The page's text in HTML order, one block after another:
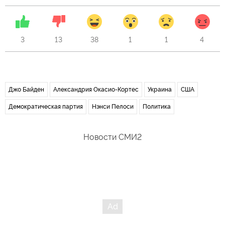
3 13 38 1 1 4
Джо Байден Александрия Окасио-Кортес Украина США
Демократическая партия Нэнси Пелоси Политика
Новости СМИ2